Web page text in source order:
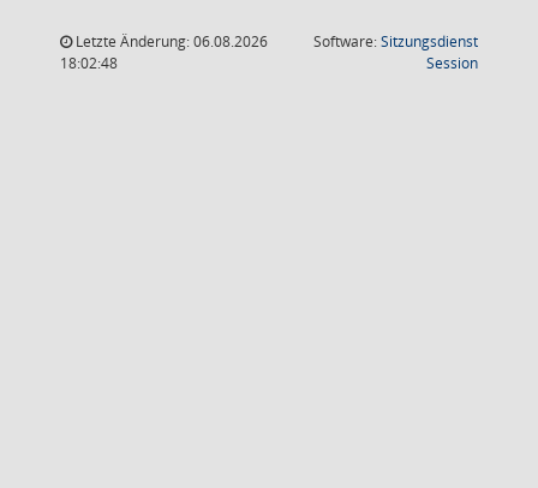
Letzte Änderung: 06.08.2026
18:02:48
Software:Sitzungsdienst
Session(Wird in